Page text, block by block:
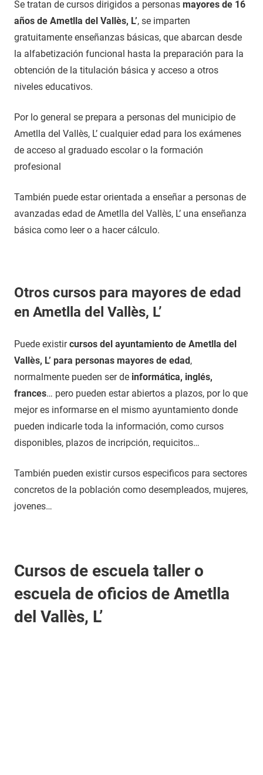
Se tratan de cursos dirigidos a personas mayores de 16
años de Ametlla del Vallès, L’, se imparten
gratuitamente enseñanzas básicas, que abarcan desde
la alfabetización funcional hasta la preparación para la
obtención de la titulación básica y acceso a otros
niveles educativos.
Por lo general se prepara a personas del municipio de
Ametlla del Vallès, L’ cualquier edad para los exámenes
de acceso al graduado escolar o la formación
profesional
También puede estar orientada a enseñar a personas de
avanzadas edad de Ametlla del Vallès, L’ una enseñanza
básica como leer o a hacer cálculo.
Otros cursos para mayores de edad
en Ametlla del Vallès, L’
Puede existircursos del ayuntamiento de Ametlla del
Vallès, L’ para personas mayores de edad,
normalmente pueden ser de informática, inglés,
frances… pero pueden estar abiertos a plazos, por lo que
mejor es informarse en el mismo ayuntamiento donde
pueden indicarle toda la información, como cursos
disponibles, plazos de incripción, requicitos…
También pueden existir cursos especificos para sectores
concretos de la población como desempleados, mujeres,
jovenes…
Cursos de escuela taller o
escuela de oficios de Ametlla
del Vallès, L’